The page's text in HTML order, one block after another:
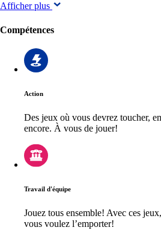
Afficher plus
Compétences
Action
Des jeux où vous devrez toucher,
encore. À vous de jouer!
Travail d'équipe
Jouez tous ensemble! Avec ces
vous voulez l’emporter!